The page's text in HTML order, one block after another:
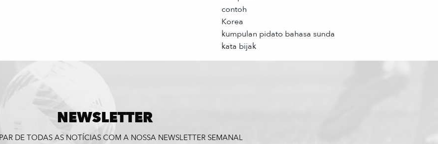
contoh
Korea
kumpulan pidato bahasa sunda
kata bijak
NEWSLETTER
DE TODAS AS NOTÍCIAS COM A NOSSA NEWSLETTER SEMANAL